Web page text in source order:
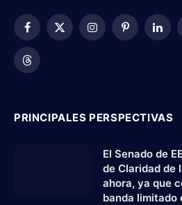
Facebook
X
InstagramPinterest
Threads
PRINCIPALES PERSPECTIVAS
El Senado de
de Claridad de
ahora, ya que
banda limitado